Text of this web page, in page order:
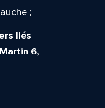
;
liés
6,